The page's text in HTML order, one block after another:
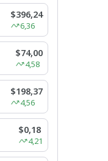
$396,24
6,36
$74,00
4,58
$198,37
4,56
$0,18
4,21